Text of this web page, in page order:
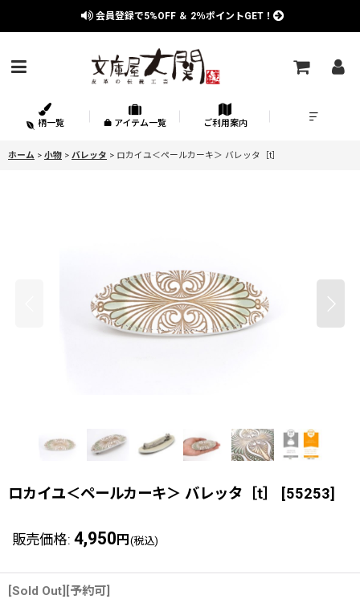
会員登録で5%OFF ＆ 2％ポイントGET！
柄一覧 アイテム一覧 ご利用案内
ホーム > 小物 > バレッタ > ロカイユ＜ペールカーキ＞ バレッタ［t］
ロカイユ＜ペールカーキ＞ バレッタ［t］ [55253]
販売価格: 4,950 円 (税込)
[Sold Out][予約可]